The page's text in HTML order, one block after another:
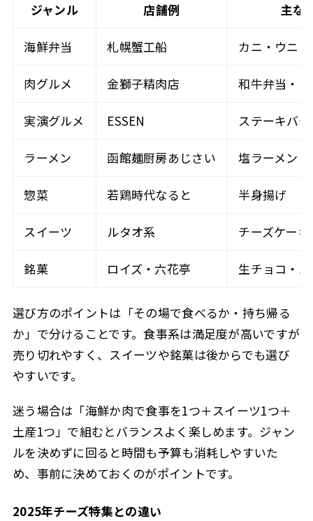
ジャンル 店舗例 主な
海鮮弁当 札幌蟹工船 カニ・ウニ
肉グルメ 金獅子精肉店 和牛弁当・
実演グルメ ESSEN ステーキバ
ラーメン 函館麺厨房あじさい 塩ラーメン
惣菜 若鶏時代なると 半身揚げ
スイーツ ルタオ系 チーズケー
銘菓 ロイズ・六花亭 生チョコ・
選び方のポイントは「その場で食べるか・持ち帰る
か」で分けることです。食事系は満足度が高いですが
売り切れやすく、スイーツや銘菓は後からでも選び
やすいです。
迷う場合は「海鮮か肉で食事を1つ＋スイーツ1つ＋
土産1つ」で組むとバランスよく楽しめます。ジャン
ルを決めずに回ると時間も予算も消耗しやすいた
め、事前に決めておくのがポイントです。
2025年チーズ特集との違い